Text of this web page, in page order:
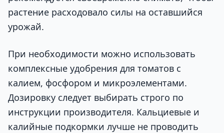
растение расходовало силы на оставшийся
урожай.
При необходимости можно использовать
комплексные удобрения для томатов с
калием, фосфором и микроэлементами.
Дозировку следует выбирать строго по
инструкции производителя. Кальциевые и
калийные подкормки лучше не проводить